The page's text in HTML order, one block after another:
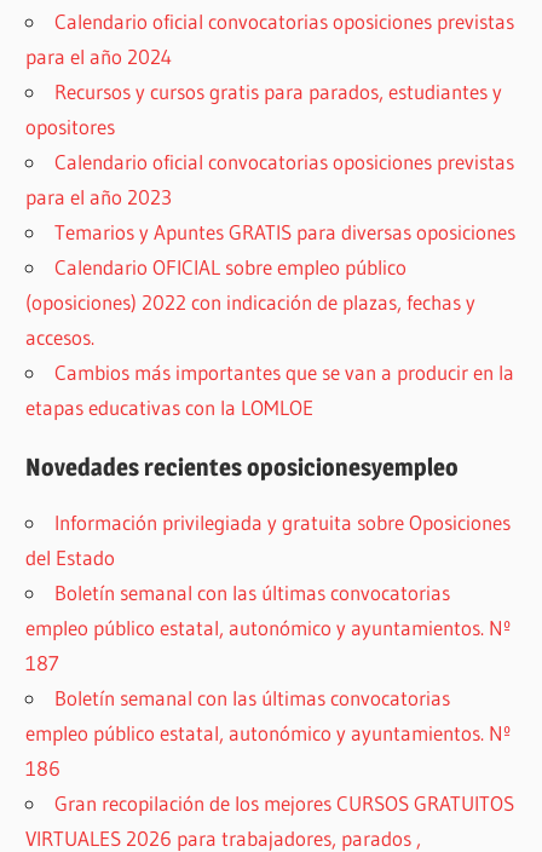
Calendario oficial convocatorias oposiciones previstas
para el año 2024
Recursos y cursos gratis para parados, estudiantes y
opositores
Calendario oficial convocatorias oposiciones previstas
para el año 2023
Temarios y Apuntes GRATIS para diversas oposiciones
Calendario OFICIAL sobre empleo público
(oposiciones) 2022 con indicación de plazas, fechas y
accesos.
Cambios más importantes que se van a producir en la
etapas educativas con la LOMLOE
Novedades recientes oposicionesyempleo
Información privilegiada y gratuita sobre Oposiciones
del Estado
Boletín semanal con las últimas convocatorias
empleo público estatal, autonómico y ayuntamientos. Nº
187
Boletín semanal con las últimas convocatorias
empleo público estatal, autonómico y ayuntamientos. Nº
186
Gran recopilación de los mejores CURSOS GRATUITOS
VIRTUALES 2026 para trabajadores, parados ,